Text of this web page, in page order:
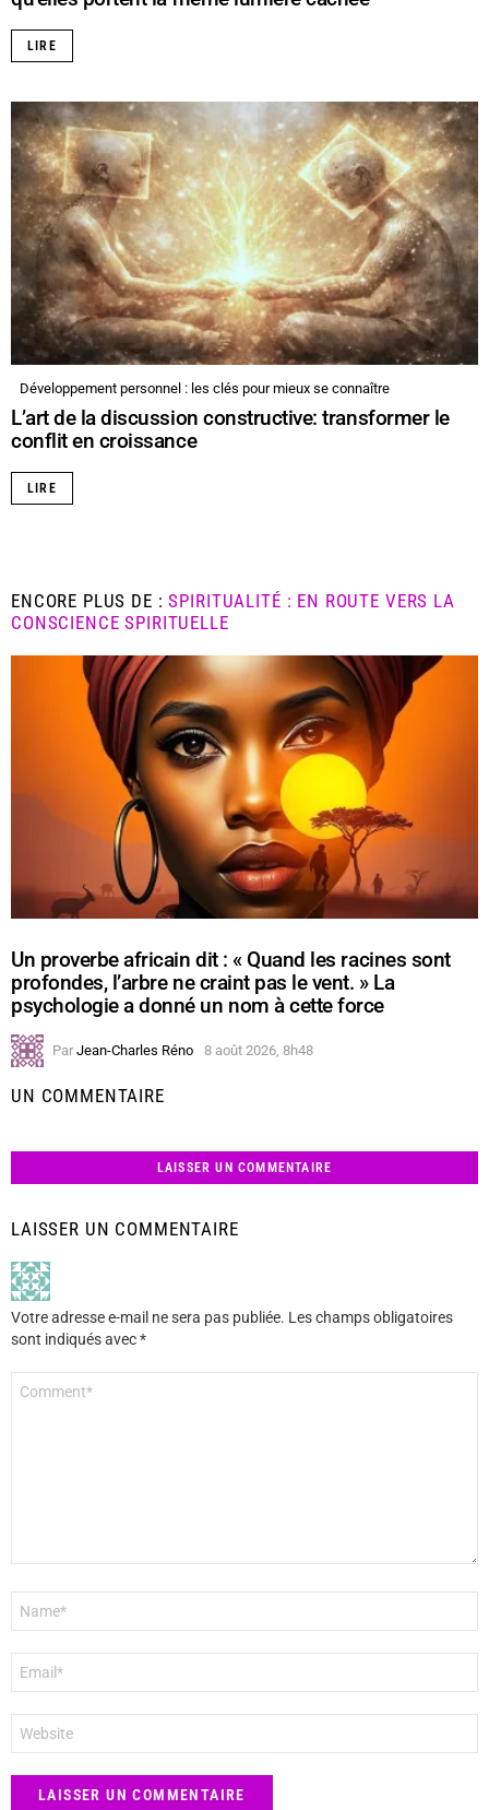
LIRE
Développement personnel : les clés pour mieux se connaître
L’art de la discussion constructive: transformer le
conflit en croissance
LIRE
ENCORE PLUS DE :SPIRITUALITÉ : EN ROUTE VERS LA
CONSCIENCE SPIRITUELLE
Un proverbe africain dit : « Quand les racines sont
profondes, l’arbre ne craint pas le vent. » La
psychologie a donné un nom à cette force
Par Jean-Charles Réno 8 août 2026, 8h48
UN COMMENTAIRE
LAISSER UN COMMENTAIRE
LAISSER UN COMMENTAIRE
Votre adresse e-mail ne sera pas publiée. Les champs obligatoires
sont indiqués avec*
mail
*
web